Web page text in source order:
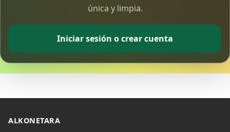
única y limpia.
Iniciar sesión o crear cuenta
ALKONETARA